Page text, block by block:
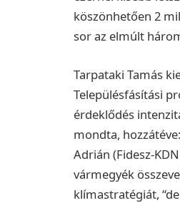
köszönhetően 2
sor az elmúlt
Tarpataki Tamás
Településfásítási
érdeklődés
mondta,
Adrián (Fidesz-
vármegyék
klímastratégiát,